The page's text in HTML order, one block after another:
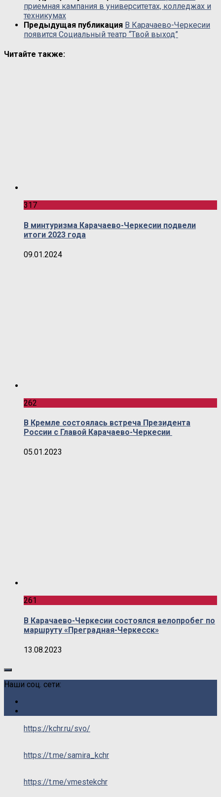
приемная кампания в университетах, колледжах и
техникумах
Предыдущая публикация В Карачаево-Черкесии
появится Социальный театр “Твой выход”
Читайте также:
317
В минтуризма Карачаево-Черкесии подвели
итоги 2023 года
09.01.2024
262
В Кремле состоялась встреча Президента
России с Главой Карачаево-Черкесии
05.01.2023
261
В Карачаево-Черкесии состоялся велопробег по
маршруту «Преградная-Черкесск»
13.08.2023
Наши соц. сети:
https://kchr.ru/svo/
https://t.me/samira_kchr
https://t.me/vmestekchr